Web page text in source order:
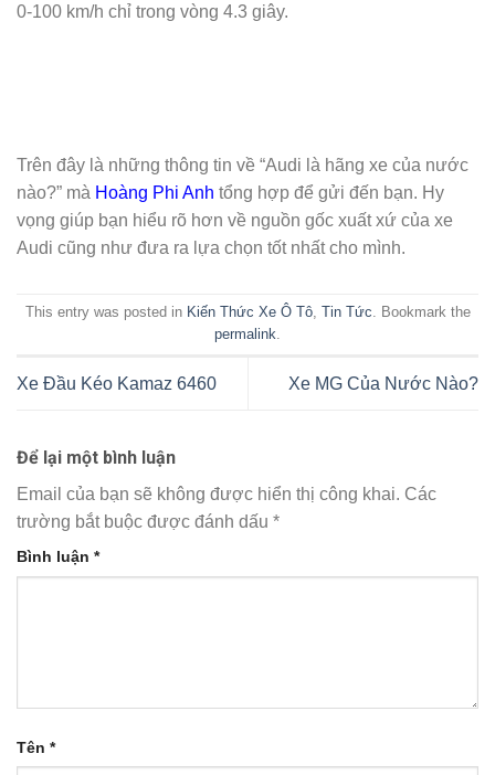
0-100 km/h chỉ trong vòng 4.3 giây.
Trên đây là những thông tin về “Audi là hãng xe của nước
nào?” mà Hoàng Phi Anh tổng hợp để gửi đến bạn. Hy
vọng giúp bạn hiểu rõ hơn về nguồn gốc xuất xứ của xe
Audi cũng như đưa ra lựa chọn tốt nhất cho mình.
This entry was posted in Kiến Thức Xe Ô Tô, Tin Tức. Bookmark the
permalink.
Xe Đầu Kéo Kamaz 6460 Xe MG Của Nước Nào?
Để lại một bình luận
Email của bạn sẽ không được hiển thị công khai. Các
trường bắt buộc được đánh dấu *
Bình luận *
Tên *